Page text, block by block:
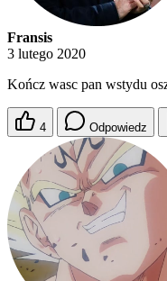
Fransis
3 lutego 2020
Kończ wasc pan wstydu
4 Odpowiedz